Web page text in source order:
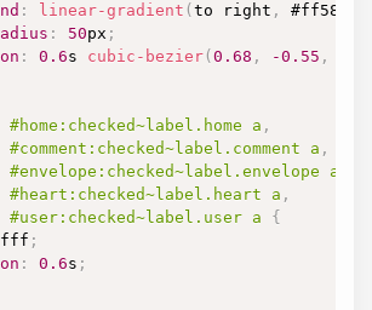
: linear-gradient ( to right , #ff5858
: 50px ;
: 0.6s cubic-bezier ( 0.68 , -0.55 ,
#home :checked~label .home a ,
#comment :checked~label .comment a ,
#envelope :checked~label .envelope a
#heart :checked~label .heart a ,
#user :checked~label .user a
{
;
: 0.6s ;